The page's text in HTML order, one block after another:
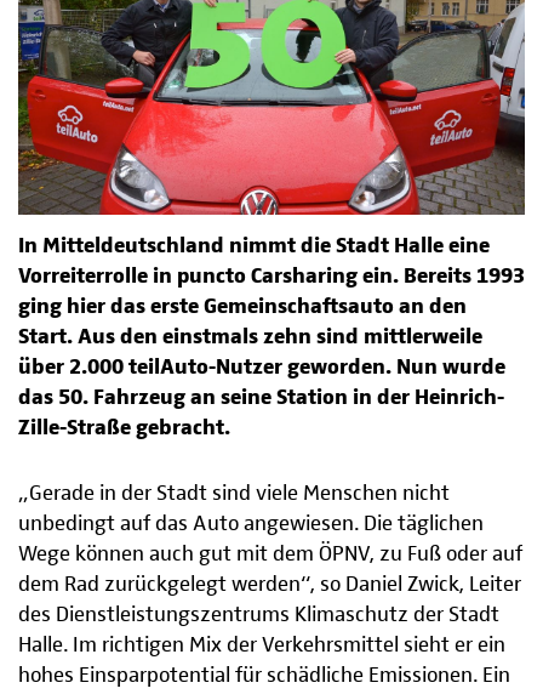
In Mitteldeutschland nimmt die Stadt Halle eine
Vorreiterrolle in puncto Carsharing ein. Bereits 1993
ging hier das erste Gemeinschaftsauto an den
Start. Aus den einstmals zehn sind mittlerweile
über 2.000 teilAuto-Nutzer geworden. Nun wurde
das 50. Fahrzeug an seine Station in der Heinrich-
Zille-Straße gebracht.
„Gerade in der Stadt sind viele Menschen nicht
unbedingt auf das Auto angewiesen. Die täglichen
Wege können auch gut mit dem ÖPNV, zu Fuß oder auf
dem Rad zurückgelegt werden“, so Daniel Zwick, Leiter
des Dienstleistungszentrums Klimaschutz der Stadt
Halle. Im richtigen Mix der Verkehrsmittel sieht er ein
hohes Einsparpotential für schädliche Emissionen. Ein